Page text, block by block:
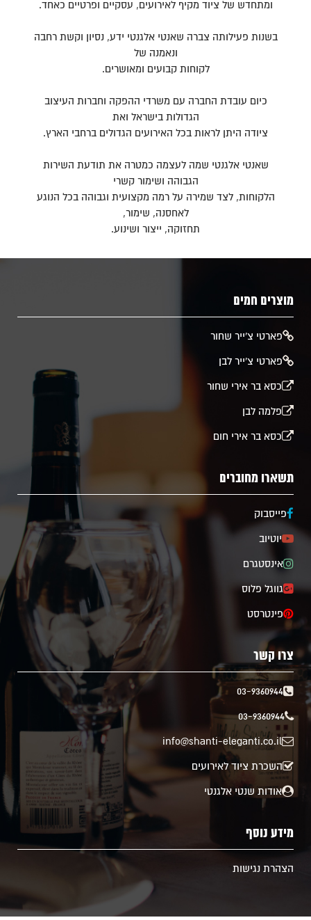
ומתחדש של ציוד מקיף לאירועים, עסקיים ופרטיים כאחד.
בשנות פעילותה צברה שאנטי אלגנטי ידע, נסיון וקשת רחבה
ונאמנה של
לקוחות קבועים ומאושרים.
כיום עובדת החברה עם משרדי ההפקה וחברות העיצוב
הגדולות בישראל ואת
ציודה היתן לראות בכל האירועים הגדולים ברחבי הארץ.
שאנטי אלגנטי שמה לעצמה כמטרה את תודעת השירות
הגבוהה ושימור קשרי
הלקוחות, לצד שמירה על רמה מקצועית וגבוהה בכל הנוגע
לאחסנה, שימור,
תחזוקה, ייצור ושינוע.
מוצרים חמים
​פארטי צ'ייר שחור
פארטי צ'ייר לבן
כסא בר אירי שחור
פלמה לבן
כסא בר אירי חום
תשארו מחוברים
פייסבוק
יוטיוב
אינסטגרם
גווגל פלוס
פינטרסט
צרו קשר
03-9360944
03-9360944
info@shanti-eleganti.co.il
השכרת ציוד לאירועים
אודות שנטי אלגנטי
מידע נוסף
הצהרת נגישות